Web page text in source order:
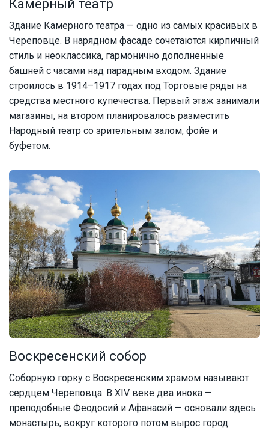
Камерный театр
Здание Камерного театра — одно из самых красивых в
Череповце. В нарядном фасаде сочетаются кирпичный
стиль и неоклассика, гармонично дополненные
башней с часами над парадным входом. Здание
строилось в 1914–1917 годах под Торговые ряды на
средства местного купечества. Первый этаж занимали
магазины, на втором планировалось разместить
Народный театр со зрительным залом, фойе и
буфетом.
Воскресенский собор
Соборную горку с Воскресенским храмом называют
сердцем Череповца. В XIV веке два инока —
преподобные Феодосий и Афанасий — основали здесь
монастырь, вокруг которого потом вырос город.